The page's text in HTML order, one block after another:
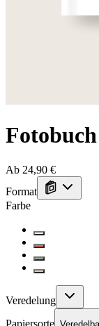
Ab 24,90 €
Format
Farbe
Veredelung
Papiersorte